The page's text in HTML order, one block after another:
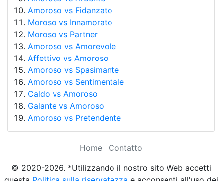
Amoroso vs Fidanzato
Moroso vs Innamorato
Moroso vs Partner
Amoroso vs Amorevole
Affettivo vs Amoroso
Amoroso vs Spasimante
Amoroso vs Sentimentale
Caldo vs Amoroso
Galante vs Amoroso
Amoroso vs Pretendente
Home
Contatto
© 2020-2026. *Utilizzando il nostro sito Web accetti